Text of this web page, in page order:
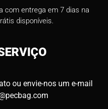
com entrega em 7 dias na
disponíveis.
ou envie-nos um e-mail